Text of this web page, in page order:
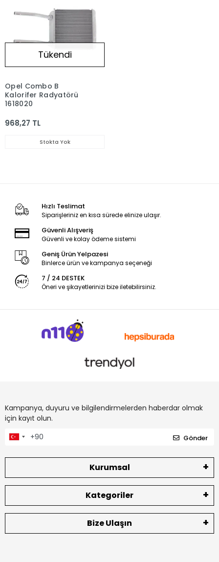
Tükendi
Opel Combo B
Kalorifer Radyatörü
1618020
968,27 TL
Stokta Yok
Hızlı Teslimat
Siparişleriniz en kısa sürede elinize ulaşır.
Güvenli Alışveriş
Güvenli ve kolay ödeme sistemi
Geniş Ürün Yelpazesi
Binlerce ürün ve kampanya seçeneği
7 / 24 DESTEK
Öneri ve şikayetlerinizi bize iletebilirsiniz.
Kampanya, duyuru ve bilgilendirmelerden haberdar olmak
için kayıt olun.
Gönder
Kurumsal
Kategoriler
Bize Ulaşın